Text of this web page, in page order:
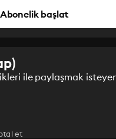
Abonelik başlat
ile paylaşmak
et